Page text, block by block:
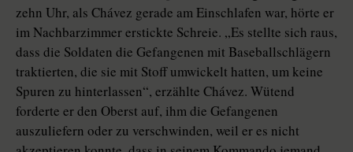
zehn Uhr, als Chávez gerade am Einschlafen war, hörte er
im Nachbarzimmer erstickte Schreie. „Es stellte sich raus,
dass die Soldaten die Gefangenen mit Baseballschlägern
traktierten, die sie mit Stoff umwickelt hatten, um keine
Spuren zu hinterlassen“, erzählte Chávez. Wütend
forderte er den Oberst auf, ihm die Gefangenen
auszuliefern oder zu verschwinden, weil er es nicht